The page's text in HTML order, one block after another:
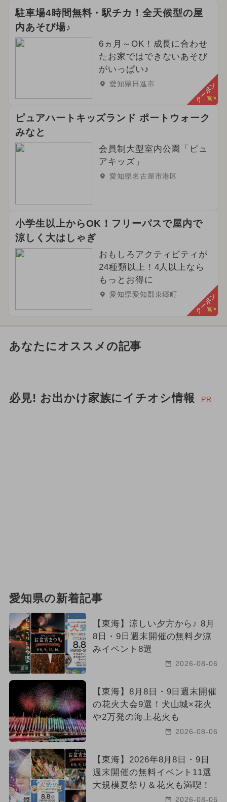
駐車場4時間無料・駅チカ！全天候型の屋
内あそび場♪
6ヵ月～OK！成長に合わせ
たお家ではできないあそび
がいっぱい♪
愛知県日進市 クーポン
ピュアハートキッズランド ポートウォーク
みなと
会員制大型室内公園「ピュ
アキッズ」
愛知県名古屋市港区
小学生以上からOK！フリーパスで屋内で
涼しく大はしゃぎ
おもしろアクティビティが
24種類以上！4人以上なら
もっとお得に
愛知県愛知郡東郷町 クーポン
あなたにオススメの記事
必見! お出かけ家族にイチオシ情報 PR
愛知県の新着記事
【東海】涼しい夕方から♪ 8月
8日・9日週末開催の無料夕涼
みイベント8選
2026-08-06
【東海】8月8日・9日週末開催
の花火大会9選！犬山城×花火
や2万発の海上花火も
2026-08-06
【東海】2026年8月8日・9日
週末開催の無料イベント11選
大規模夏祭り＆花火も満喫！
2026-08-06